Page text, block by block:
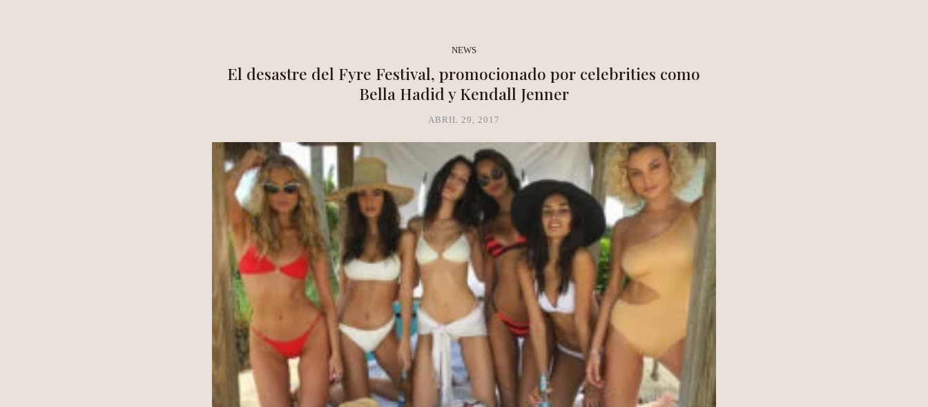
NEWS
El desastre del Fyre Festival, promocionado por celebrities como
Bella Hadid y Kendall Jenner
ABRIL 29, 2017